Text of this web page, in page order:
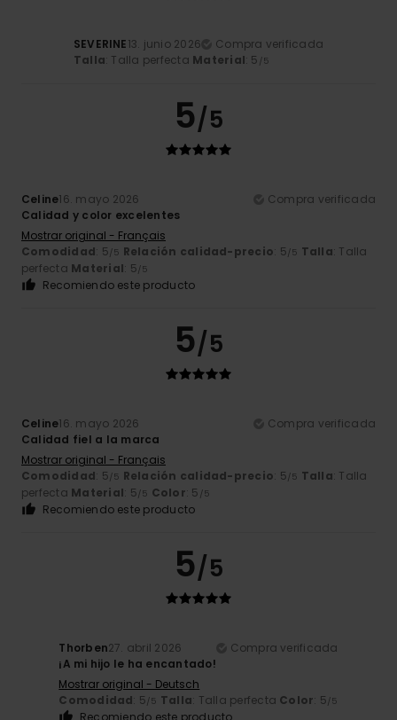
SEVERINE13. junio 2026
Compra verificada
Talla: Talla perfecta Material: 5 /5
5/5
Celine16. mayo 2026
Compra verificada
Calidad y color excelentes
Mostrar original - Français
Comodidad: 5/5 Relación calidad-precio: 5/5 Talla: Talla
perfecta Material: 5/5
Recomiendo este producto
5/5
Celine16. mayo 2026
Compra verificada
Calidad fiel a la marca
Mostrar original - Français
Comodidad: 5/5 Relación calidad-precio: 5/5 Talla: Talla
perfecta Material: 5/5 Color: 5 /5
Recomiendo este producto
5/5
Thorben27. abril 2026
Compra verificada
¡A mi hijo le ha encantado!
Mostrar original - Deutsch
Comodidad: 5/5 Talla: Talla perfecta Color: 5/5
Recomiendo este producto